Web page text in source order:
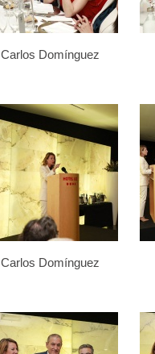
Carlos Domínguez
Carlos Domínguez